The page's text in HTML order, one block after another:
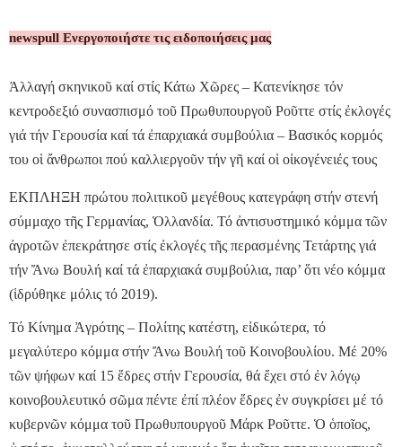
newspull Ενεργοποιήστε τις ειδοποιήσεις μας
Ἀλλαγή σκηνικοῦ καί στίς Κάτω Χῶρες – Κατενίκησε τόν
κεντροδεξιό συνασπισμό τοῦ Πρωθυπουργοῦ Ροῦττε στίς ἐκλογές
γιά τήν Γερουσία καί τά ἐπαρχιακά συμβούλια – Βασικός κορμός
του οἱ ἄνθρωποι πού καλλιεργοῦν τήν γῆ καί οἱ οἰκογένειές τους
ΕΚΠΛΗΞΗ πρώτου πολιτικοῦ μεγέθους κατεγράφη στήν στενή
σύμμαχο τῆς Γερμανίας, Ὁλλανδία. Τό ἀντισυστημικό κόμμα τῶν
ἀγροτῶν ἐπεκράτησε στίς ἐκλογές τῆς περασμένης Τετάρτης γιά
τήν Ἄνω Βουλή καί τά ἐπαρχιακά συμβούλια, παρ’ ὅτι νέο κόμμα
(ἱδρύθηκε μόλις τό 2019).
Τό Κίνημα Ἀγρότης – Πολίτης κατέστη, εἰδικώτερα, τό
μεγαλύτερο κόμμα στήν Ἄνω Βουλή τοῦ Κοινοβουλίου. Μέ 20%
τῶν ψήφων καί 15 ἕδρες στήν Γερουσία, θά ἔχει στό ἐν λόγῳ
κοινοβουλευτικό σῶμα πέντε ἐπί πλέον ἕδρες ἐν συγκρίσει μέ τό
κυβερνῶν κόμμα τοῦ Πρωθυπουργοῦ Μάρκ Ροῦττε. Ὁ ὁποῖος,